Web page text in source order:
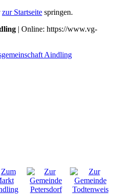
zur Startseite springen.
| Online: https://www.vg-